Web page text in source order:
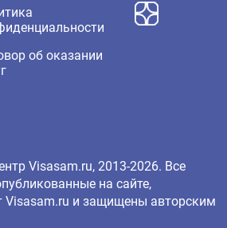
об оказании
Visasam.ru, 2013-2026. Все
на сайте,
Visasam.ru и защищены авторским